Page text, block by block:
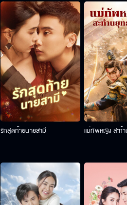
รักสุดท้ายนายสามี แม่ทัพหญิง สะท้